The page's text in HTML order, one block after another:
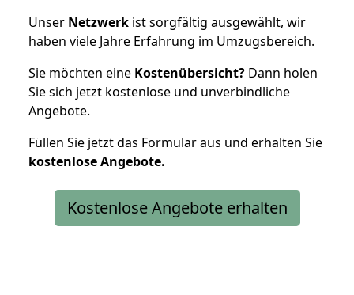
Unser Netzwerk ist sorgfältig ausgewählt, wir
haben viele Jahre Erfahrung im Umzugsbereich.
Sie möchten eine Kostenübersicht? Dann holen
Sie sich jetzt kostenlose und unverbindliche
Angebote.
Füllen Sie jetzt das Formular aus und erhalten Sie
kostenloseAngebote.
Kostenlose Angebote erhalten